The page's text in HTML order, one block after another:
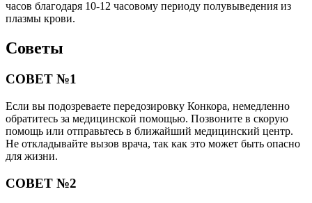
часов благодаря 10-12 часовому периоду полувыведения из
плазмы крови.
Советы
СОВЕТ №1
Если вы подозреваете передозировку Конкора, немедленно
обратитесь за медицинской помощью. Позвоните в скорую
помощь или отправьтесь в ближайший медицинский центр.
Не откладывайте вызов врача, так как это может быть опасно
для жизни.
СОВЕТ №2